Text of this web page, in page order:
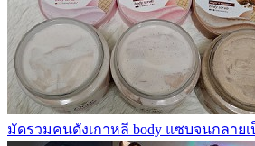
มัดรวมคนดังเกาหลี body แซบจนกลายเ